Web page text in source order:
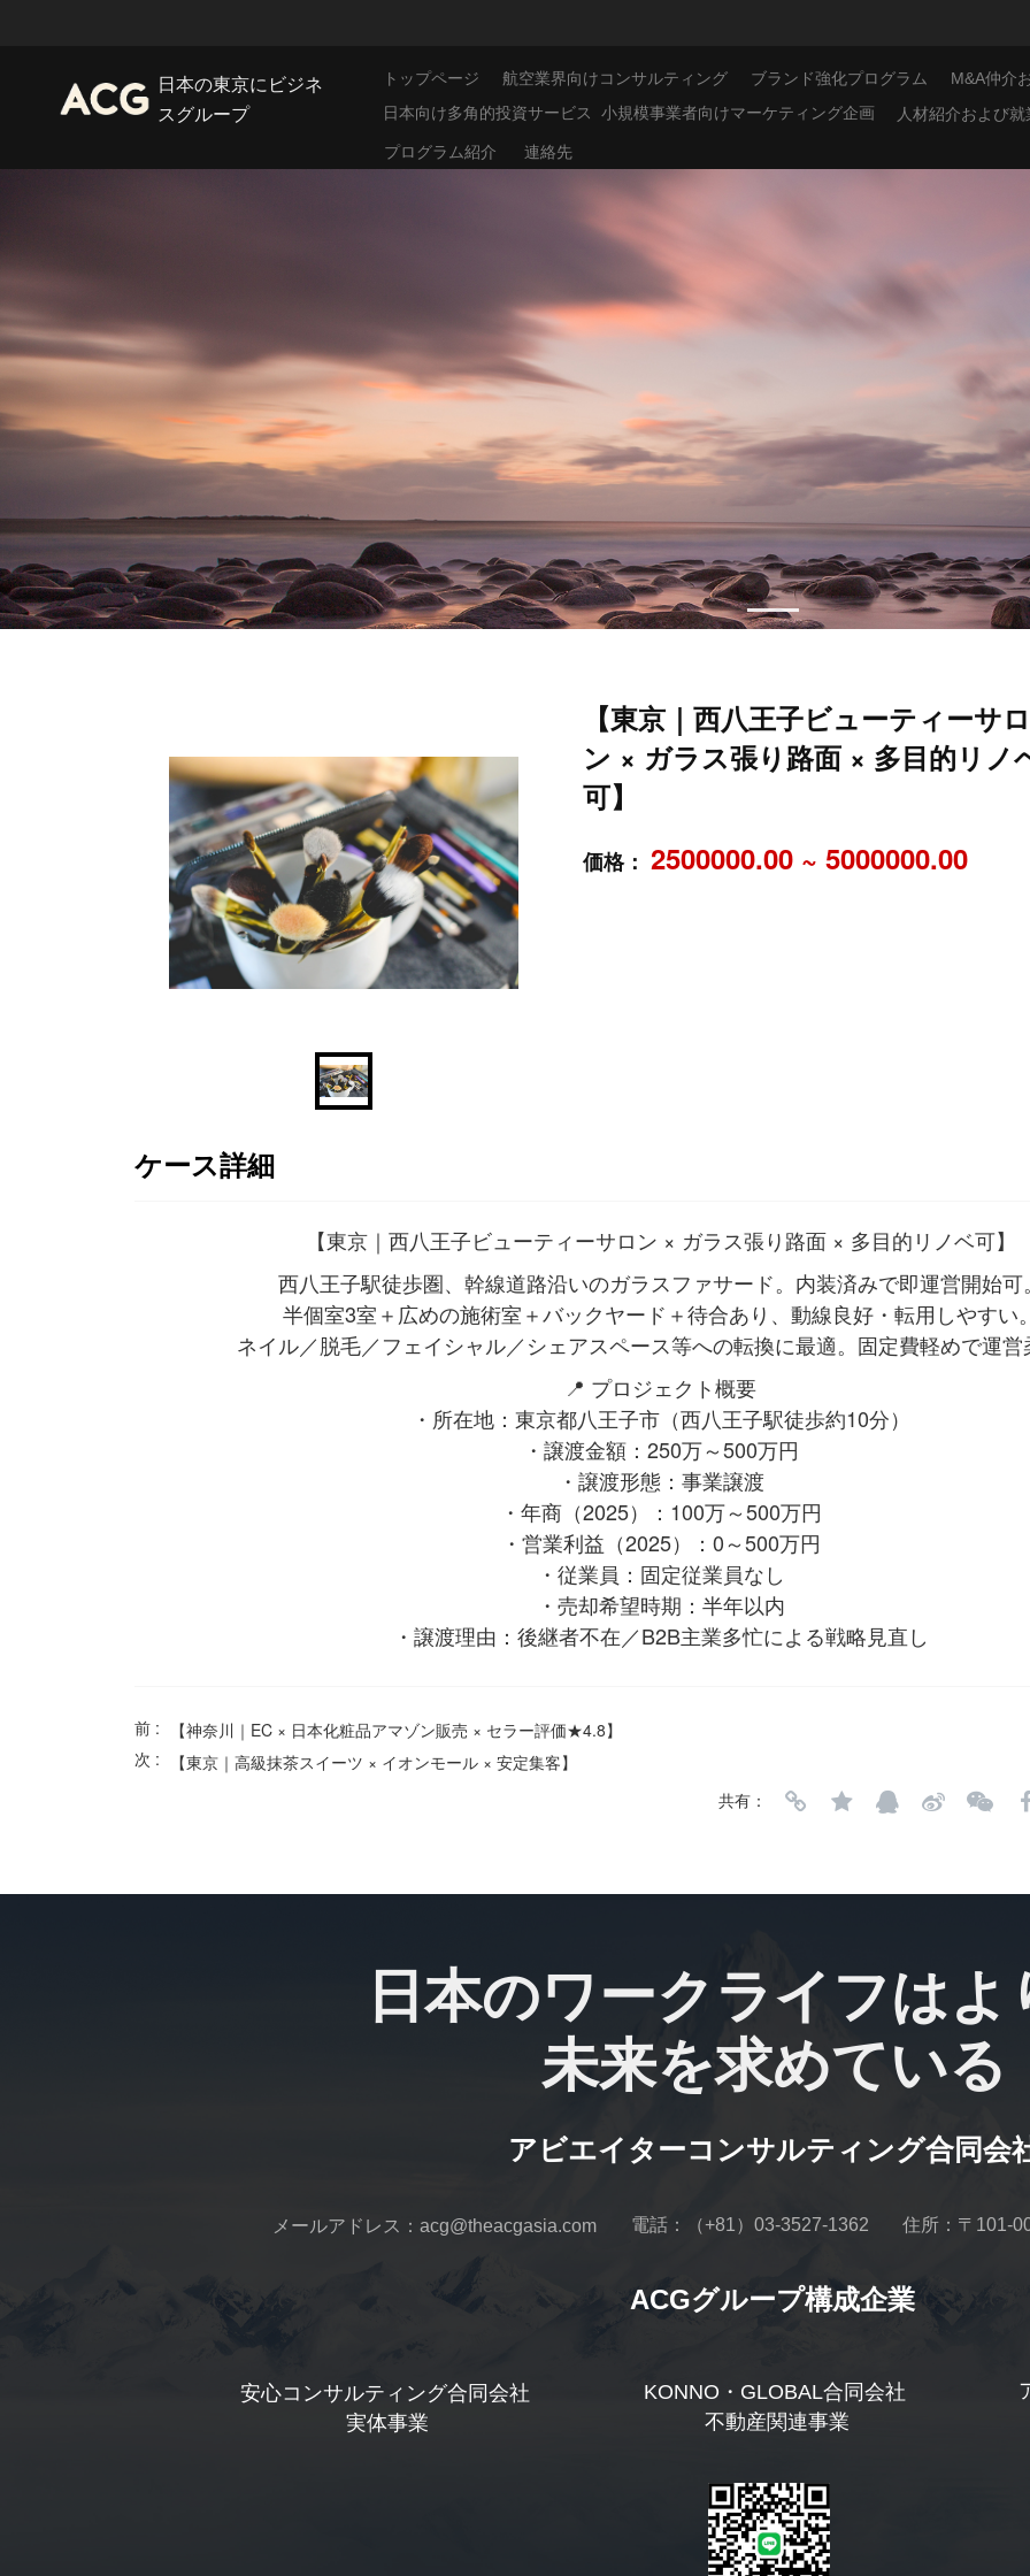
トップページ 航空業界向けコンサルティング ブランド強化プログラム
M&A仲介
日本向け多角的投資サービス
日本の東京にビジネ
スグループ
小規模事業者向けマーケティング企画 人材紹介および
プログラム紹介 連絡先
【東京｜西八王子ビューティーサロ
ン × ガラス張り路面 × 多目的リノ
可】
価格： 2500000.00 ~ 5000000.00
ケース詳細
【東京｜西八王子ビューティーサロン × ガラス張り路面 × 多目的リノベ可】
西八王子駅徒歩圏、幹線道路沿いのガラスファサード。内装済みで即運営開始可
半個室3室＋広めの施術室＋バックヤード＋待合あり、動線良好・転用しやすい
ネイル／脱毛／フェイシャル／シェアスペース等への転換に最適。固定費軽めで運営
📍 プロジェクト概要
・所在地：東京都八王子市（西八王子駅徒歩約10分）
・譲渡金額：250万～500万円
・譲渡形態：事業譲渡
・年商（2025）：100万～500万円
・営業利益（2025）：0～500万円
・従業員：固定従業員なし
・売却希望時期：半年以内
・譲渡理由：後継者不在／B2B主業多忙による戦略見直し
前 :
【神奈川｜EC × 日本化粧品アマゾン販売 × セラー評価★4.8】
次 :
【東京｜高級抹茶スイーツ × イオンモール × 安定集客】
共有：
日本のワークライフはよ
未来を求めている
メールアドレス：acg@theacgasia.com 電話：（+81）03-3527-1362 住所：〒101-
ACGグループ構成企業
安心コンサルティング合同会社
実体事業
KONNO・GLOBAL合同会社
不動産関連事業
アビエイターコンサルティング合同会